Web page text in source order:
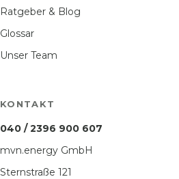
Ratgeber & Blog
Glossar
Unser Team
KONTAKT
040 / 2396 900 607
mvn.energy GmbH
Sternstraße 121